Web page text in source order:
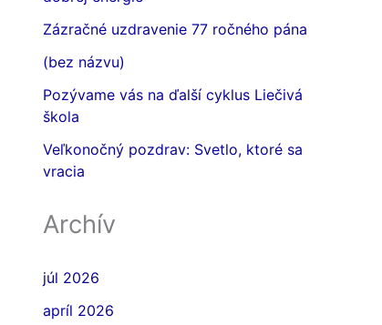
Zázračné uzdravenie 77 ročného pána
(bez názvu)
Pozývame vás na ďalší cyklus Liečivá
škola
Veľkonočný pozdrav: Svetlo, ktoré sa
vracia
Archív
júl 2026
apríl 2026